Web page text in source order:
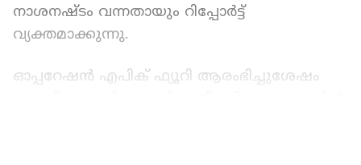
നാശനഷ്ടം വന്നതായും റിപ്പോര്‍ട്ട്
വ്യക്തമാക്കുന്നു.
ഓപ്പറേഷന്‍ എപിക് ഫ്യൂറി ആരംഭിച്ചുശേഷം